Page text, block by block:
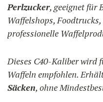
Perlzucker, geeignet für
Waffelshops,
professionelle
Dieses C40-Kaliber
Waffeln empfohlen.
Säcken, ohne